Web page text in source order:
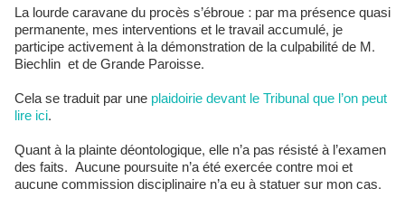
La lourde caravane du procès s’ébroue : par ma présence quasi
permanente, mes interventions et le travail accumulé, je
participe activement à la démonstration de la culpabilité de M.
Biechlin et de Grande Paroisse.
Cela se traduit par uneplaidoirie devant le Tribunal que l’on peut
lire ici.
Quant à la plainte déontologique, elle n’a pas résisté à l’examen
des faits. Aucune poursuite n’a été exercée contre moi et
aucune commission disciplinaire n’a eu à statuer sur mon cas.